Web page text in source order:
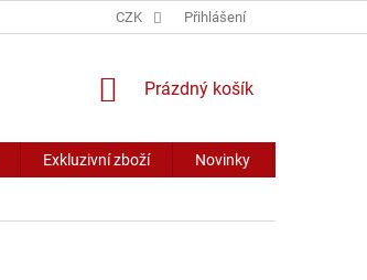
CZK Přihlášení
NÁKUPNÍ
Prázdný košík
Exkluzivní zboží Novinky